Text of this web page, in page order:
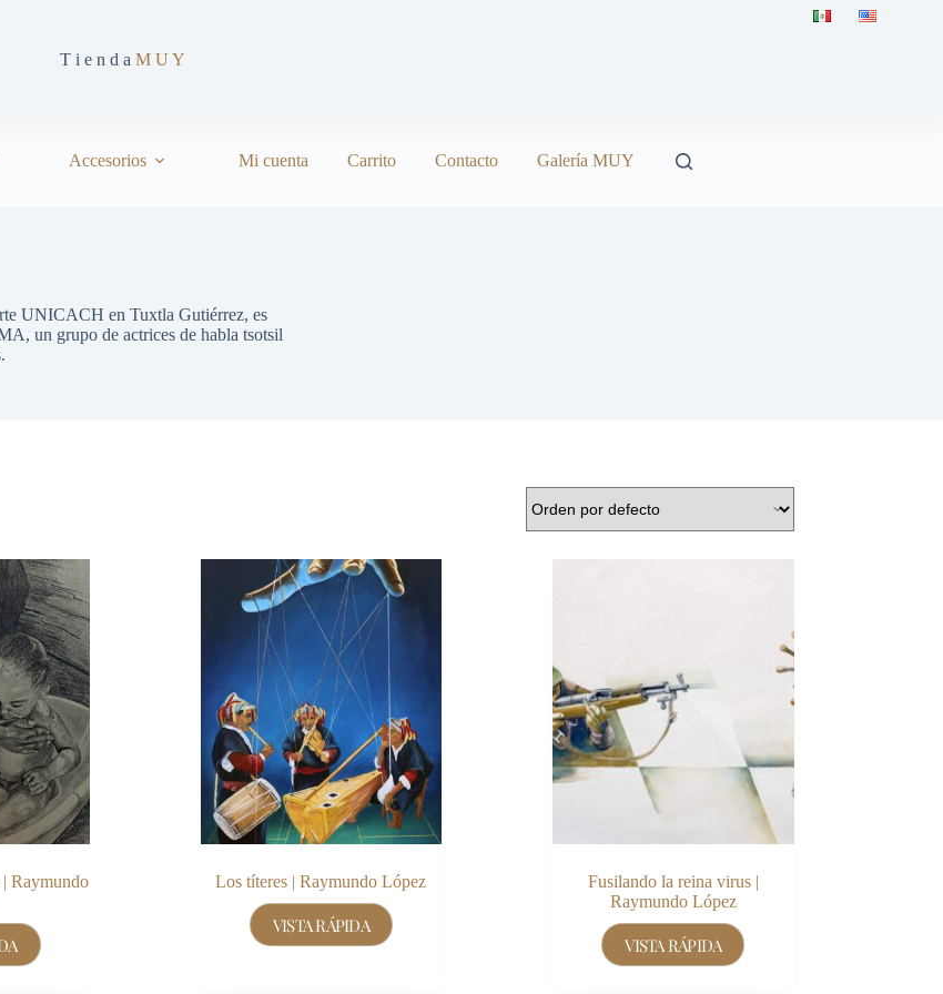
T i e n d aM U Y
Accesorios Mi cuenta Carrito Contacto Galería MUY
UNICACH en Tuxtla Gutiérrez, es
un grupo de actrices de habla tsotsil
Raymundo
Los títeres | Raymundo López
VISTA RÁPIDA
Fusilando la reina virus |
Raymundo López
VISTA RÁPIDA